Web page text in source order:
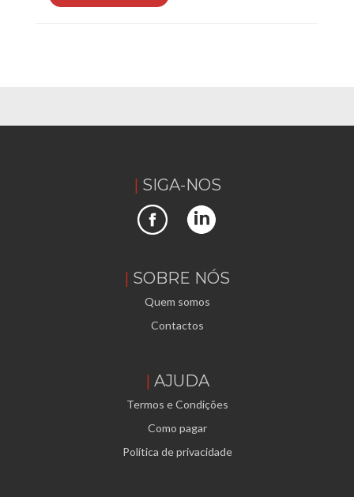
SIGA-NOS
SOBRE NÓS
Quem somos
Contactos
AJUDA
Termos e Condições
Como pagar
Política de privacidade